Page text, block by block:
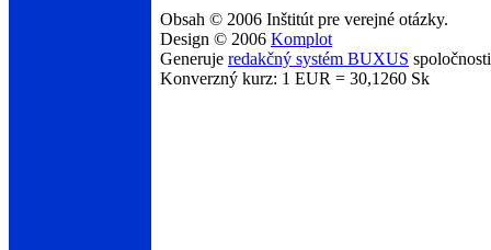
Obsah © 2006 Inštitút pre verejné otázky.
Design © 2006 Komplot
Generuje redakčný systém BUXUS
Konverzný kurz: 1 EUR = 30,1260 Sk